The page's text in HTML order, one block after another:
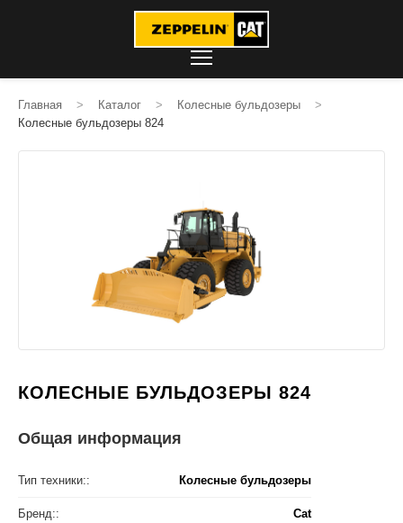
Главная > Каталог > Колесные бульдозеры
>
Колесные бульдозеры 824
КОЛЕСНЫЕ БУЛЬДОЗЕРЫ 824
Общая информация
Тип техники:: Колесные бульдозеры
Бренд:: Cat